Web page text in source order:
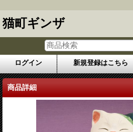
猫町ギンザ
ログイン 新規登録はこちら
商品詳細